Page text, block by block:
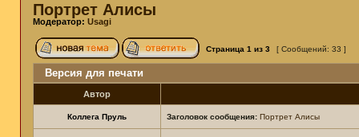
Портрет Алисы
Модератор: Usagi
Страница 1 из 3 [ Сообщений: 33 ]
Версия для печати
Автор
Коллега Пруль Заголовок сообщения: Портрет Алисы